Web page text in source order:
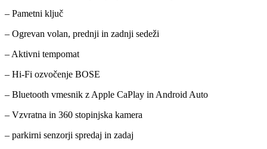
– Pametni ključ
– Ogrevan volan, prednji in zadnji sedeži
– Aktivni tempomat
– Hi-Fi ozvočenje BOSE
– Bluetooth vmesnik z Apple CaPlay in Android Auto
– Vzvratna in 360 stopinjska kamera
– parkirni senzorji spredaj in zadaj